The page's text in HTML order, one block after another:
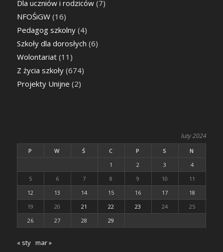
Dla uczniów i rodziców(7)
NFOŚiGW(16)
Pedagog szkolny(4)
Szkoły dla dorosłych (6)
Wolontariat(11)
Z życia szkoły(674)
Projekty Unijne (2)
luty 2024
P W Ś C P S
N
1
2 3
4
5
6 7 8 9 10
11
12
13 14 15 16 17
18
19
20 21 22 23 24
25
26
27 28 29
« sty mar »